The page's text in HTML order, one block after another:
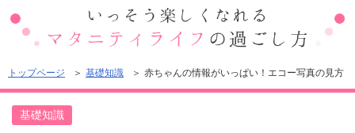
トップページ 基礎知識 赤ちゃんの情報がいっぱい！エコー写真の見方
基礎知識